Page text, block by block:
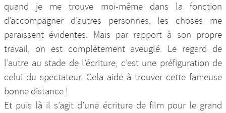
quand je me trouve moi-même dans la fonction
d’accompagner d’autres personnes, les choses me
paraissent évidentes. Mais par rapport à son propre
travail, on est complètement aveuglé. Le regard de
l’autre au stade de l’écriture, c’est une préfiguration de
celui du spectateur. Cela aide à trouver cette fameuse
bonne distance !
Et puis là il s’agit d’une écriture de film pour le grand